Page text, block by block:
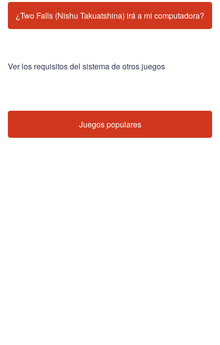
¿Two Falls (Nishu Takuatshina) irá a mi computadora?
Ver los requisitos del sistema de otros juegos
Juegos populares